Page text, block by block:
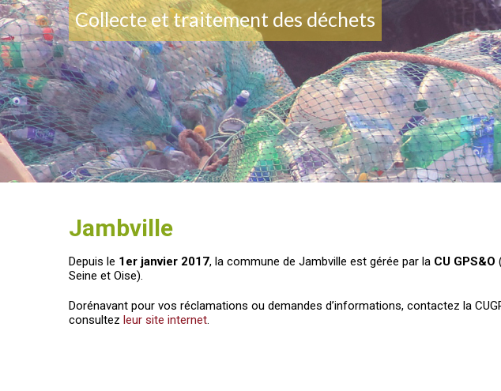
Collecte et traitement des déchets
Jambville
Depuis le 1er janvier 2017, la commune de Jambville est gérée par la CU GPS&O
Seine et Oise).
Dorénavant pour vos réclamations ou demandes d’informations, contactez la
consultez leur site internet.